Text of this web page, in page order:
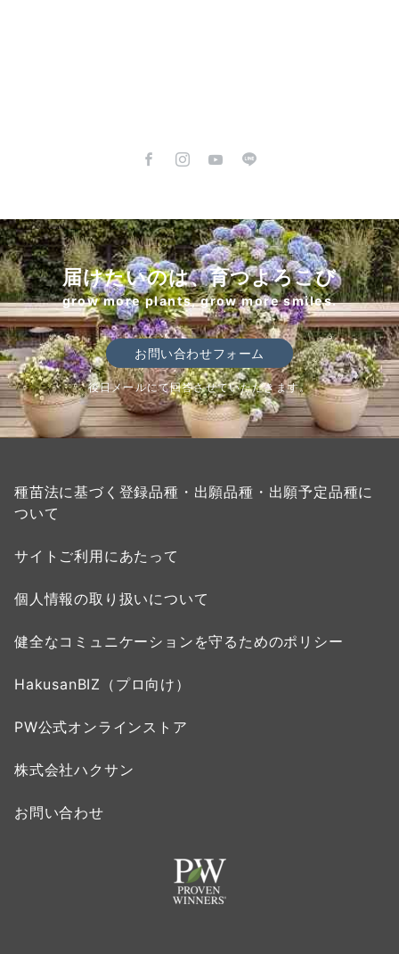
届けたいのは、育つよろこび
grow more plants, grow more smiles.
お問い合わせフォーム
後日メールにて回答させていただきます。
種苗法に基づく登録品種・出願品種・出願予定品種に
ついて
サイトご利用にあたって
個人情報の取り扱いについて
健全なコミュニケーションを守るためのポリシー
HakusanBIZ（プロ向け）
PW公式オンラインストア
株式会社ハクサン
お問い合わせ